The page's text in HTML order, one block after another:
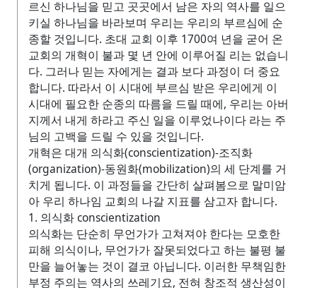
르신 하나님을 믿고 곳곳에서 남은 자의 역사를 일으
키실 하나님을 바라보며 우리는 우리의 부르심에 순
종할 것입니다. 초대 교회 이후 1700여 년을 굳어 온
교회의 개혁이 불과 몇 년 안에 이루어질 리는 없습니
다. 그러나 믿는 자에게는 결과 보다 과정이 더 중요
합니다. 따라서 이 시대에 부르심 받은 우리에게 이
시대에 필요한 순종의 따름을 드릴 때에, 우리는 아버
지께서 내게 하라고 주신 일을 이루었나이다 라는 주
님의 고백을 드릴 수 있을 것입니다.
개혁은 대개 의식화(conscientization)-조직화
(organization)-동원화(mobilization)의 세 단계를 거
치게 됩니다. 이 과정들을 간단히 살펴봄으로 말미암
아 우리 하나임 교회의 나갈 지표를 삼고자 합니다.
1. 의식화 conscientization
의식화는 단순히 무언가가 고쳐져야 한다는 모호한
피해 의식이나, 무언가가 잘못되었다고 하는 불평 불
만을 늘어놓는 것이 결코 아닙니다. 이러한 무책임한
부정 주의는 역사의 쓰레기요, 전혀 창조적 생산성이